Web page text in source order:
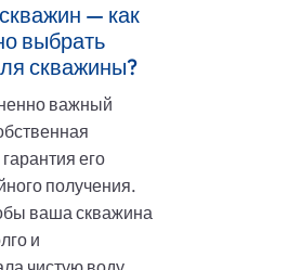
— как
выбрать
скважины?
важный
его
получения.
ваша скважина
и